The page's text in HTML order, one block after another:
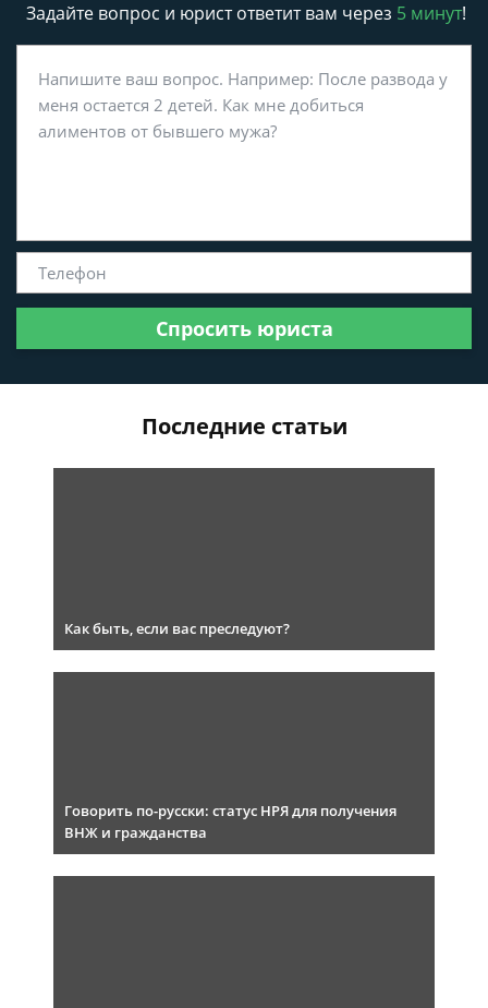
Задайте вопрос и юрист ответит вам через 5 минут!
Спросить юриста
Последние статьи
Как быть, если вас преследуют?
Говорить по-русски: статус НРЯ для получения
ВНЖ и гражданства